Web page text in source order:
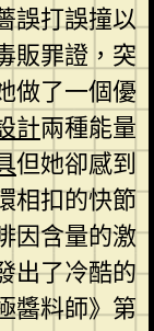
打誤撞以
販罪證，突
做了一個優
計兩種能量
但她卻感到
相扣的快節
因含量的激
出了冷酷的
醬料師》第